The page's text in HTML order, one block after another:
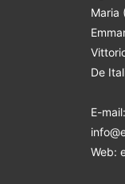
Maria
De
E-mail:
Web: